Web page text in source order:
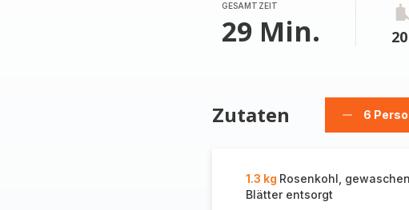
GESAMTZEIT
29 Min.
Zutaten
Personen
6
1.3 kg Rosenkohl,
Blätter entsorgt